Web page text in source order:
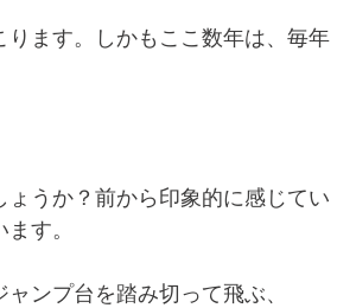
ます。しかもここ数年は、毎年
うか？前から印象的に感じてい
す。
ンプ台を踏み切って飛ぶ、